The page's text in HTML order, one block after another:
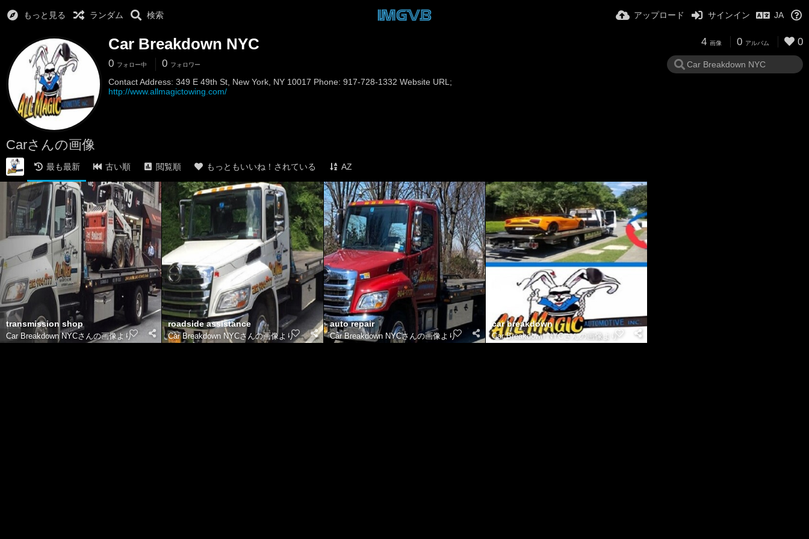
もっと見る ランダム 検索 アップロード サインイン JA
Cаr Breakdоwn NYC
0 フォロー中 0 フォロワー
Contact Address: 349 E 49th St, New York, NY 10017 Phone: 917-728-1332 Website URL;
http://www.allmagictowing.com/
4 画像 0 アルバム 0
Cаrさんの画像
最も最新 古い順 閲覧順 もっともいいね！されている AZ
transmission shop
Cаr Breakdоwn NYCさんの画像より
roadside assistance
Cаr Breakdоwn NYCさんの画像より
auto repair
Cаr Breakdоwn NYCさんの画像より
car breakdown
Cаr Breakdоwn NYCさんの画像 より